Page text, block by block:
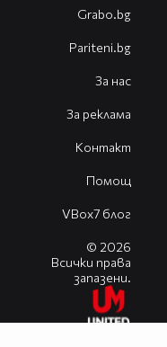
Grabo.bg
Pariteni.bg
За нас
За реклама
Контакт
Помощ
VBox7 блог
© 2026
Всички права
запазени.